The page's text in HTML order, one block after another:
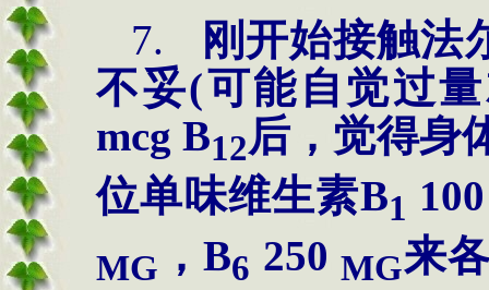
7.
刚开始接触法
不妥(可能自觉过
mcg B12后，觉得身
位单味维生素B1
MG ，B6 250 MG来